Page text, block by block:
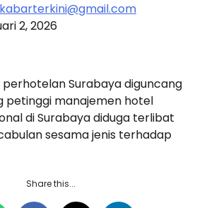
2, 2026
perhotelan Surabaya diguncang
petinggi manajemen hotel
di Surabaya diduga terlibat
sesama jenis terhadap
Share this...